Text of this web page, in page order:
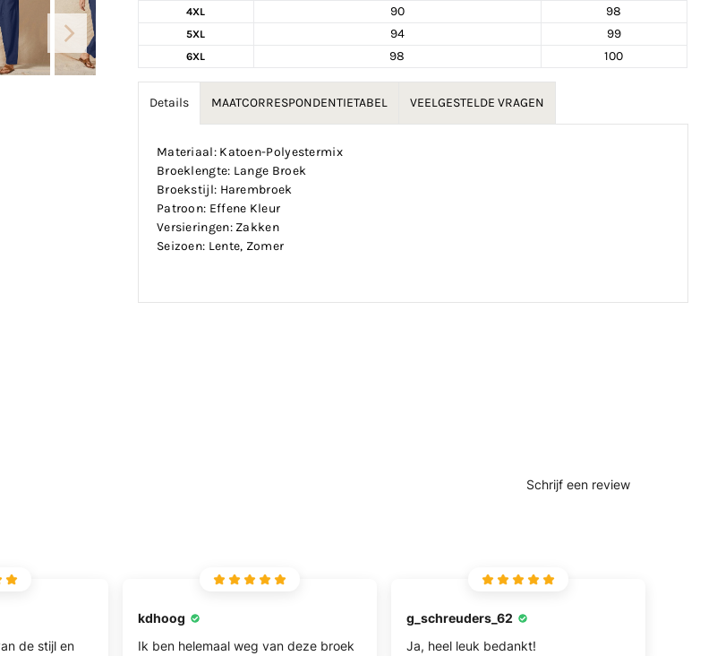
4XL 90 98
5XL 94 99
6XL 98 100
Details MAATCORRESPONDENTIETABEL VEELGESTELDE VRAGEN
Materiaal: Katoen-Polyestermix
Broeklengte: Lange Broek
Broekstijl: Harembroek
Patroon: Effene Kleur
Versieringen: Zakken
Seizoen: Lente, Zomer
Schrijf een review
de stijl en
kdhoog
Ik ben helemaal weg van deze broek
g_schreuders_62
Ja, heel leuk bedankt!